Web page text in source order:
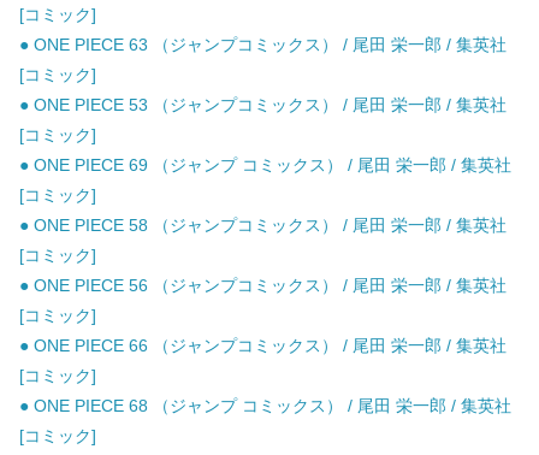
[コミック]
● ONE PIECE 63 （ジャンプコミックス） / 尾田 栄一郎 / 集英社
[コミック]
● ONE PIECE 53 （ジャンプコミックス） / 尾田 栄一郎 / 集英社
[コミック]
● ONE PIECE 69 （ジャンプ コミックス） / 尾田 栄一郎 / 集英社
[コミック]
● ONE PIECE 58 （ジャンプコミックス） / 尾田 栄一郎 / 集英社
[コミック]
● ONE PIECE 56 （ジャンプコミックス） / 尾田 栄一郎 / 集英社
[コミック]
● ONE PIECE 66 （ジャンプコミックス） / 尾田 栄一郎 / 集英社
[コミック]
● ONE PIECE 68 （ジャンプ コミックス） / 尾田 栄一郎 / 集英社
[コミック]